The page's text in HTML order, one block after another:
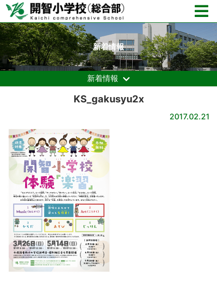
新着情報
新着情報
KS_gakusyu2x
2017.02.21